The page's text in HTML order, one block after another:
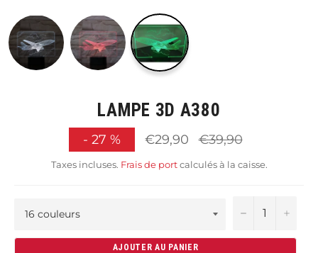
LAMPE 3D A380
- 27 % €29,90 Prix
régulier
€39,90
Taxes incluses. Frais de portcalculés à la caisse.
− +
AJOUTER AU PANIER